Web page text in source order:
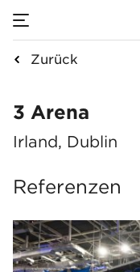
Zurück
3 Arena
3 Arena
Irland, Dublin
Referenzen